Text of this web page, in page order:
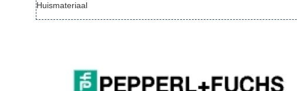
Huismateriaal